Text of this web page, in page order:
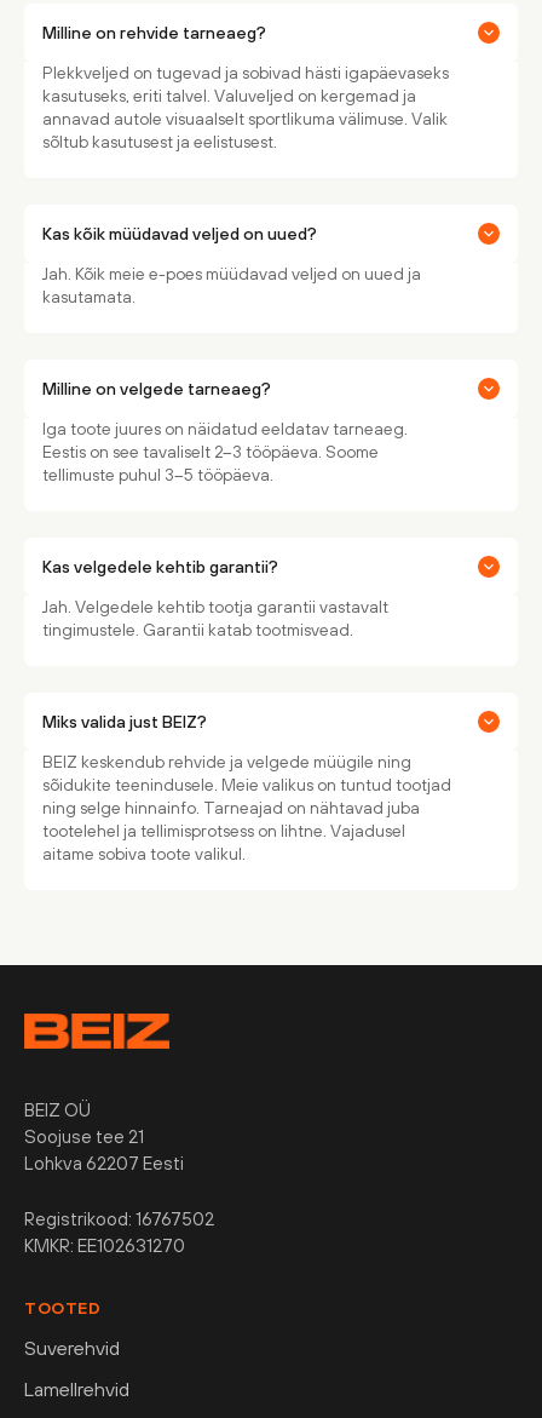
Milline on rehvide tarneaeg?
Plekkveljed on tugevad ja sobivad hästi igapäevaseks
kasutuseks, eriti talvel. Valuveljed on kergemad ja
annavad autole visuaalselt sportlikuma välimuse. Valik
sõltub kasutusest ja eelistusest.
Kas kõik müüdavad veljed on uued?
Jah. Kõik meie e-poes müüdavad veljed on uued ja
kasutamata.
Milline on velgede tarneaeg?
Iga toote juures on näidatud eeldatav tarneaeg.
Eestis on see tavaliselt 2–3 tööpäeva. Soome
tellimuste puhul 3–5 tööpäeva.
Kas velgedele kehtib garantii?
Jah. Velgedele kehtib tootja garantii vastavalt
tingimustele. Garantii katab tootmisvead.
Miks valida just BEIZ?
BEIZ keskendub rehvide ja velgede müügile ning
sõidukite teenindusele. Meie valikus on tuntud tootjad
ning selge hinnainfo. Tarneajad on nähtavad juba
tootelehel ja tellimisprotsess on lihtne. Vajadusel
aitame sobiva toote valikul.
BEIZ OÜ
Soojuse tee 21
Lohkva 62207 Eesti
Registrikood: 16767502
KMKR: EE102631270
TOOTED
Suverehvid
Lamellrehvid